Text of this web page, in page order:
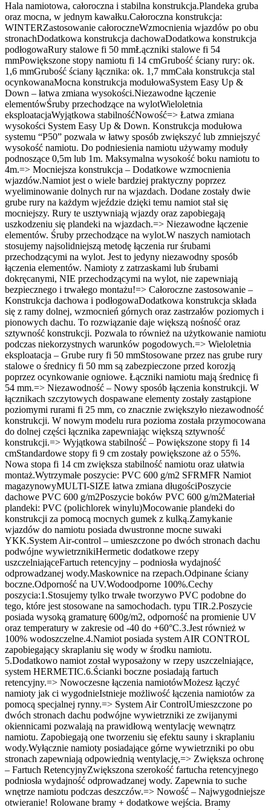
Hala namiotowa, całoroczna i stabilna konstrukcja.Plandeka gruba
oraz mocna, w jednym kawałku.Całoroczna konstrukcja:
WINTERZastosowanie całoroczneWzmocnienia wjazdów po obu
stronachDodatkowa konstrukcja dachowaDodatkowa konstrukcja
podłogowaRury stalowe fi 50 mmŁączniki stalowe fi 54
mmPowiększone stopy namiotu fi 14 cmGrubość ściany rury: ok.
1,6 mmGrubość ściany łącznika: ok. 1,7 mmCała konstrukcja stal
ocynkowanaMocna konstrukcja modułowaSystem Easy Up &
Down – łatwa zmiana wysokości.Niezawodne łączenie
elementówŚruby przechodzące na wylotWieloletnia
eksploatacjaWyjątkowa stabilnośćNowość=> Łatwa zmiana
wysokości System Easy Up & Down. Konstrukcja modułowa
systemu “P50” pozwala w łatwy sposób zwiększyć lub zmniejszyć
wysokość namiotu. Do podniesienia namiotu używamy moduły
podnoszące 0,5m lub 1m. Maksymalna wysokość boku namiotu to
4m.=> Mocniejsza konstrukcja – Dodatkowe wzmocnienia
wjazdów.Namiot jest o wiele bardziej praktyczny poprzez
wyeliminowanie dolnych rur na wjazdach. Dodane zostały dwie
grube rury na każdym wjeździe dzięki temu namiot stał się
mocniejszy. Rury te usztywniają wjazdy oraz zapobiegają
uszkodzeniu się plandeki na wjazdach.=> Niezawodne łączenie
elementów. Śruby przechodzące na wylot.W naszych namiotach
stosujemy najsolidniejszą metodę łączenia rur śrubami
przechodzącymi na wylot. Jest to jedyny niezawodny sposób
łączenia elementów. Namioty z zatrzaskami lub śrubami
dokręcanymi, NIE przechodzącymi na wylot, nie zapewniają
bezpiecznego i trwałego montażu!=> Całoroczne zastosowanie –
Konstrukcja dachowa i podłogowaDodatkowa konstrukcja składa
się z ramy dolnej, wzmocnień górnych oraz zastrzałów poziomych i
pionowych dachu. To rozwiązanie daje większą nośność oraz
sztywność konstrukcji. Pozwala to również na użytkowanie namiotu
podczas niekorzystnych warunków pogodowych.=> Wieloletnia
eksploatacja – Grube rury fi 50 mmStosowane przez nas grube rury
stalowe o średnicy fi 50 mm są zabezpieczone przed korozją
poprzez ocynkowanie ogniowe. Łączniki namiotu mają średnicę fi
54 mm.=> Niezawodność – Nowy sposób łączenia konstrukcji. W
łącznikach szczytowych dospawane elementy zostały zastąpione
poziomymi rurami fi 25 mm, co znacznie zwiększyło niezawodność
konstrukcji. W nowym modelu rura pozioma została przymocowana
do dolnej części łącznika zapewniając większą sztywność
konstrukcji.=> Wyjątkowa stabilność – Powiększone stopy fi 14
cmStandardowe stopy fi 9 cm zostały powiększone aż o 55%.
Nowa stopa fi 14 cm zwiększa stabilność namiotu oraz ułatwia
montaż.Wytrzymałe poszycie: PVC 600 g/m2 SFRMFR Namiot
magazynowyMULTI-SIZE łatwa zmiana długościPoszycie
dachowe PVC 600 g/m2Poszycie boków PVC 600 g/m2Materiał
plandeki: PVC (polichlorek winylu)Mocowanie plandeki do
konstrukcji za pomocą mocnych gumek z kulką.Zamykanie
wjazdów do namiotu posiada dwustronne mocne suwaki
YKK.System Air-control – umieszczone po dwóch stronach dachu
podwójne wywietrznikiHermetic dodatkowe rzepy
uszczelniająceFartuch retencyjny – podniosła wydajność
odprowadzanej wody.Maskownice na rzepach.Odpinane ściany
boczne.Odporność na UV.Wodoodporne 100%.Cechy
poszycia:1.Stosujemy tylko trwałe tworzywo PVC podobne do
tego, które jest stosowane na samochodach. typu TIR.2.Poszycie
posiada wysoką gramaturę 600g/m2, odporność na promienie UV
oraz temperatury w zakresie od -40 do +60°C.3.Jest również w
100% wodoszczelne.4.Namiot posiada system AIR CONTROL
zapobiegający skraplaniu się wody w środku namiotu.
5.Dodatkowo namiot został wyposażony w rzepy uszczelniające,
system HERMETIC.6.Ścianki boczne posiadają fartuch
retencyjny.=> Nowoczesne łączenia namiotówMożesz łączyć
namioty jak ci wygodnieIstnieje możliwość łączenia namiotów za
pomocą specjalnej rynny.=> System Air ControlUmieszczone po
dwóch stronach dachu podwójne wywietrzniki ze zwijanymi
okiennicami pozwalają na prawidłową wentylację wewnątrz
namiotu. Zapobiegają one tworzeniu się efektu sauny i skraplaniu
wody.Wyłącznie namioty posiadające górne wywietrzniki po obu
stronach zapewniają odpowiednią wentylację,=> Zwiększa ochronę
– Fartuch RetencyjnyZwiększona szerokość fartucha retencyjnego
podniosła wydajność odprowadzanej wody. Zapewnia to suche
wnętrze namiotu podczas deszczów.=> Nowość – Najwygodniejsze
otwieranie! Rolowane bramy + dodatkowe wejścia. Bramy